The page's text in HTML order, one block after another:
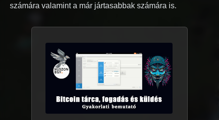
számára valamint a már jártasabbak számára is.